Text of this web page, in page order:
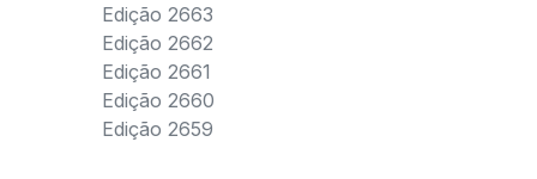
Edição 2663
Edição 2662
Edição 2661
Edição 2660
Edição 2659